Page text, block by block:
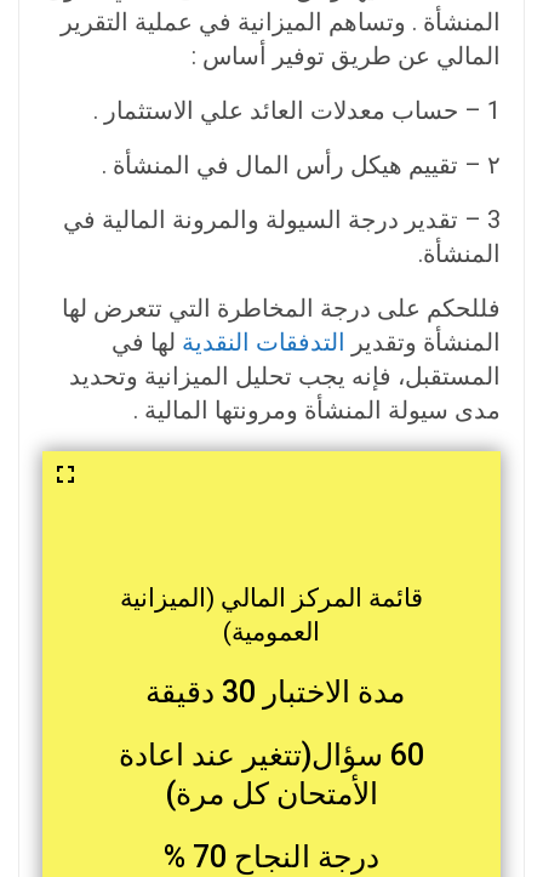
المنشأة . وتساهم الميزانية في عملية التقرير
المالي عن طريق توفير أساس :
1 – حساب معدلات العائد علي الاستثمار .
۲ – تقييم هيكل رأس المال في المنشأة .
3 – تقدير درجة السيولة والمرونة المالية في
المنشأة.
فللحكم على درجة المخاطرة التي تتعرض لها
المنشأة وتقدير التدفقات النقدية لها في
المستقبل، فإنه يجب تحليل الميزانية وتحديد
مدى سيولة المنشأة ومرونتها المالية .
قائمة المركز المالي (الميزانية
العمومية)
مدة الاختبار 30 دقيقة
60 سؤال(تتغير عند اعادة
الأمتحان كل مرة)
درجة النجاح 70 %